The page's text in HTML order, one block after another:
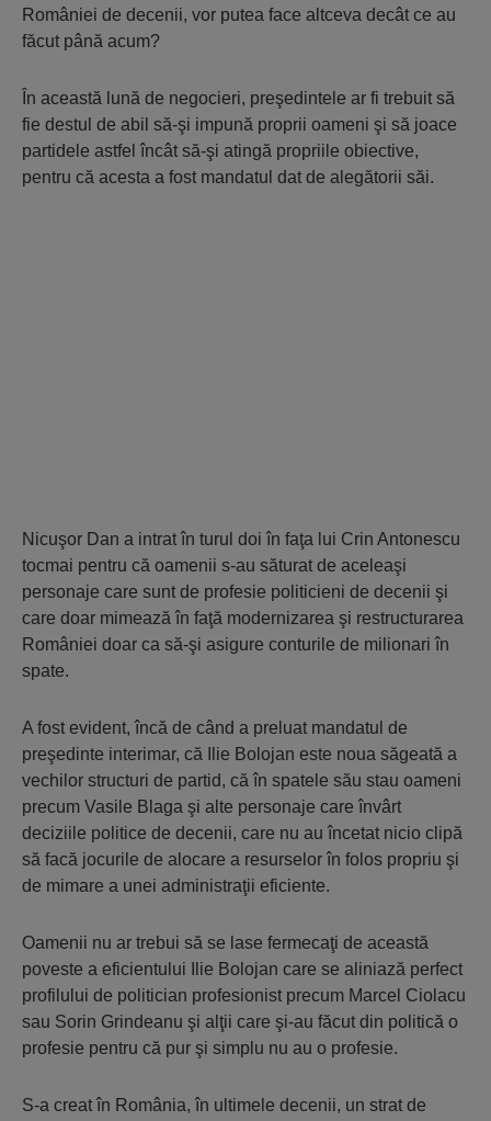
României de decenii, vor putea face altceva decât ce au
făcut până acum?
În această lună de negocieri, preşedintele ar fi trebuit să
fie destul de abil să-şi impună proprii oameni şi să joace
partidele astfel încât să-şi atingă propriile obiective,
pentru că acesta a fost mandatul dat de alegătorii săi.
Nicuşor Dan a intrat în turul doi în faţa lui Crin Antonescu
tocmai pentru că oamenii s-au săturat de aceleaşi
personaje care sunt de profesie politicieni de decenii şi
care doar mimează în faţă modernizarea şi restructurarea
României doar ca să-şi asigure conturile de milionari în
spate.
A fost evident, încă de când a preluat mandatul de
preşedinte interimar, că Ilie Bolojan este noua săgeată a
vechilor structuri de partid, că în spatele său stau oameni
precum Vasile Blaga şi alte personaje care învârt
deciziile politice de decenii, care nu au încetat nicio clipă
să facă jocurile de alocare a resurselor în folos propriu şi
de mimare a unei administraţii eficiente.
Oamenii nu ar trebui să se lase fermecaţi de această
poveste a eficientului Ilie Bolojan care se aliniază perfect
profilului de politician profesionist precum Marcel Ciolacu
sau Sorin Grindeanu şi alţii care şi-au făcut din politică o
profesie pentru că pur şi simplu nu au o profesie.
S-a creat în România, în ultimele decenii, un strat de